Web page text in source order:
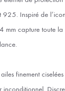
Inspiré de
mm capture toute la
finement
inconditionnel.